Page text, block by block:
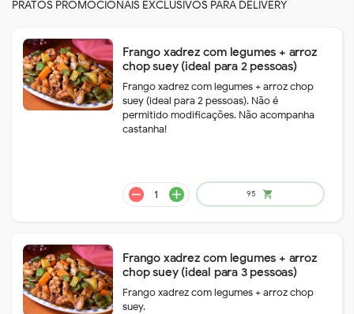
PRATOS PROMOCIONAIS EXCLUSIVOS PARA DELIVERY
Frango xadrez com legumes + arroz
chop suey (ideal para 2 pessoas)
Frango xadrez com legumes + arroz chop
suey (ideal para 2 pessoas). Não é
permitido modificações. Não acompanha
castanha!
Frango xadrez com legumes + arroz
chop suey (ideal para 3 pessoas)
Frango xadrez com legumes + arroz chop
suey.